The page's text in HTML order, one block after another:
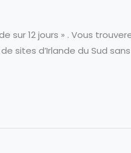
sur 12 jours » . Vous
sites d’Irlande du Sud sans